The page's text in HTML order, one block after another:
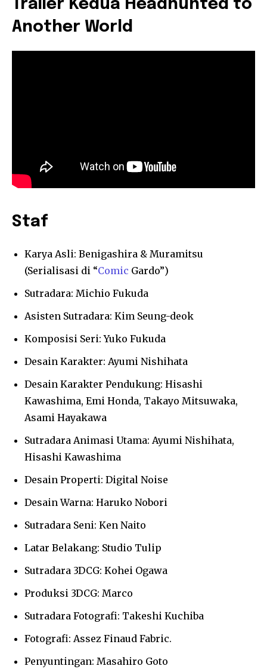
Trailer Kedua Headhunted to
Another World
Staf
Karya Asli: Benigashira & Muramitsu
(Serialisasi di “Comic Gardo”)
Sutradara: Michio Fukuda
Asisten Sutradara: Kim Seung-deok
Komposisi Seri: Yuko Fukuda
Desain Karakter: Ayumi Nishihata
Desain Karakter Pendukung: Hisashi
Kawashima, Emi Honda, Takayo Mitsuwaka,
Asami Hayakawa
Sutradara Animasi Utama: Ayumi Nishihata,
Hisashi Kawashima
Desain Properti: Digital Noise
Desain Warna: Haruko Nobori
Sutradara Seni: Ken Naito
Latar Belakang: Studio Tulip
Sutradara 3DCG: Kohei Ogawa
Produksi 3DCG: Marco
Sutradara Fotografi: Takeshi Kuchiba
Fotografi: Assez Finaud Fabric.
Penyuntingan: Masahiro Goto